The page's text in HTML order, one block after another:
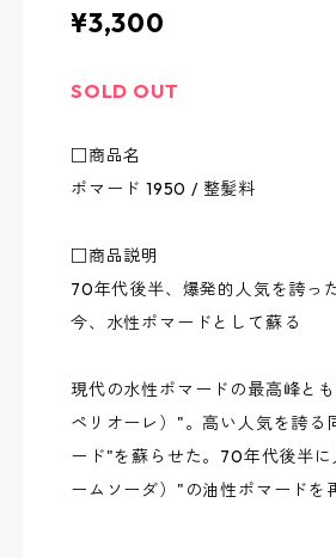
¥3,300
SOLD OUT
□商品名
ポマード 1950 / 整髪料
□商品説明
70年代後半、爆発的人気を誇っ
今、水性ポマードとして蘇る
現代の水性ポマードの最高峰と
ペリオーレ）"。高い人気を誇る
ード"を蘇らせた。70年代後半に
ームソーダ）"の油性ポマードを